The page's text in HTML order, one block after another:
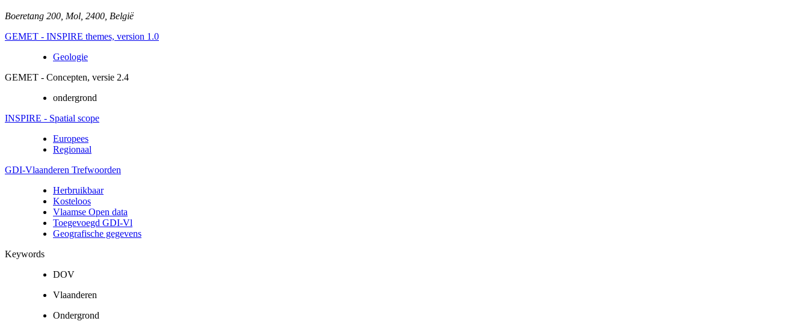
Boeretang 200 Mol 2400 België
GEMET - INSPIRE themes, version 1.0
Geologie
GEMET - Concepten, versie 2.4
ondergrond
INSPIRE - Spatial scope
Europees
Regionaal
GDI-Vlaanderen Trefwoorden
Herbruikbaar
Kosteloos
Vlaamse Open data
Toegevoegd GDI-Vl
Geografische gegevens
Keywords
DOV
Vlaanderen
Ondergrond